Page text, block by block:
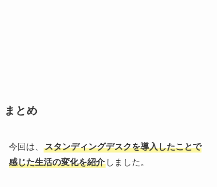
まとめ
今回は、 スタンディングデスクを導入したことで
感じた生活の変化を紹介しました。